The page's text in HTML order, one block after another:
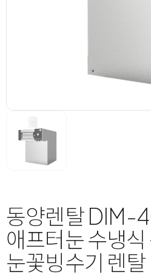
동양렌탈
애프터눈 수냉
눈꽃빙수기 렌탈